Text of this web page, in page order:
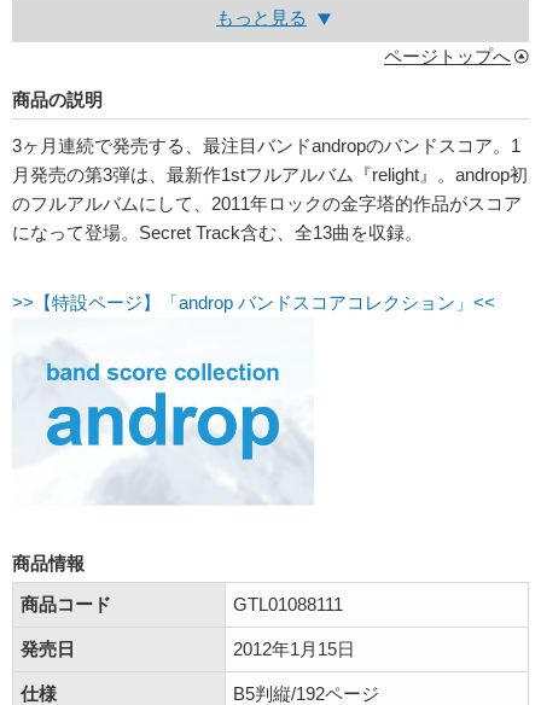
もっと見る
ページトップへ
商品の説明
3ヶ月連続で発売する、最注目バンドandropのバンドスコア。1
月発売の第3弾は、最新作1stフルアルバム『relight』。androp初
のフルアルバムにして、2011年ロックの金字塔的作品がスコア
になって登場。Secret Track含む、全13曲を収録。
>>【特設ページ】「androp バンドスコアコレクション」<<
商品情報
商品コード
GTL01088111
発売日 2012年1月15日
仕様 B5判縦/192ページ